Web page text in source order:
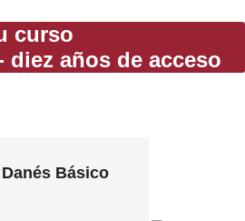
curso
diez años de acceso
Básico